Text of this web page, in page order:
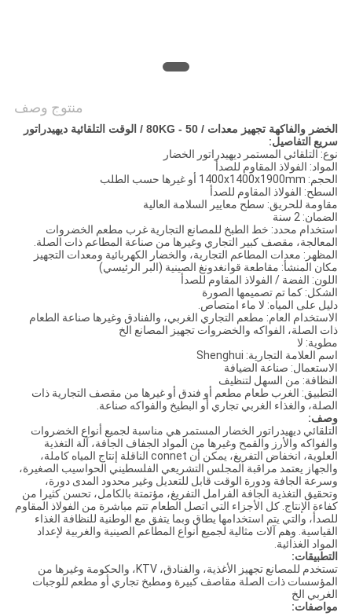
منتوج وصف
الخضر والفاكهة تجهيز معدات / 50 - 80KG / الوقت التلقائية ديهيدراتور
سريع التفاصيل:
نوع: التلقائي المستمر ديهيدراتور الخضار
المواد: الفولاذ المقاوم للصدأ
الحجم: 1400x1400x1900mm أو غيرها حسب الطلب
السطح: الفولاذ المقاوم للصدأ
مقاومة للحريق: سطح معايير السلامة العالية
الضمان: 2 سنة
استخدام محدد: خط الطبخ للمصانع التجارية غرب مطعم الخضروات
المعالجة، مقصف كبير التجاري وغيرها من صناعة المطاعم ذات الصلة.
المظهر: معدات المطاعم التجارية، والخضار الكهربائية ومعدات التجهيز
مكان المنشأ: مقاطعة قوانغدونغ الصينية (البر الرئيسي)
اللون: الفضة / الفولاذ المقاوم للصدأ
الشكل: كما تم تصميمها الصورة
دليل على المياه: لا ماء امتصاص.
الاستخدام العام: مطعم التجاري الغربي، والفنادق وغيرها صناعة الطعام
ذات الصلة، الفواكه والخضروات تجهيز المصانع الخ
مطوية: لا
اسم العلامة التجارية: Shenghui
الاستعمال: صناعة الضيافة
النظافة: من السهل لتنظيف
التطبيق: الغرب طعام مطعم أو فندق أو غيرها من مقصف التجارية ذات
الصلة، والغذاء الغربي تجاري أو البطيخ والفواكه صناعة.
وصف:
التلقائي ديهيدراتور الخضار المستمر هي مناسبة لجميع أنواع الخضروات
والفواكه والأرز والقمح وغيرها من المواد الجفاف الجافة، آلة التغذية
العلوية، انخفاض التفريغ، يمكن أن connet الناقلة إنتاج المياه كاملة،
والجهاز يعتمد مراقبة المجلس التشريعي الفلسطيني الحواسيب الصغيرة،
وسرعة الجافة ودورة الوقت قابل للتعديل وغير محدود المدى دورة،
وتحقيق التغذية الجافة الفرامل التفريغ، مؤتمتة بالكامل، تحسن كثيرا من
كفاءة الإنتاج. كل الأجزاء التي اتصل الطعام تتم مباشرة من الفولاذ المقاوم
للصدأ، والتي يتم استخدامها يطاق وبما يتفق مع الوطنية للنظافة الغذاء
القياسية. وهم آلات مثالية لجميع أنواع المطاعم الصينية والغربية لإعداد
المواد الغذائية.
التطبيقات:
تستخدم للمصانع تجهيز الأغذية، والفنادق، KTV، والحكومة وغيرها من
المؤسسات ذات الصلة مقاصف كبيرة ومطبخ تجاري أو مطعم للوجبات
الغربي الخ
مواصفات: